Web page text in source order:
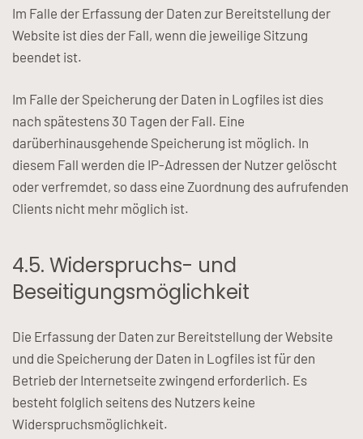
Im Falle der Erfassung der Daten zur Bereitstellung der
Website ist dies der Fall, wenn die jeweilige Sitzung
beendet ist.
Im Falle der Speicherung der Daten in Logfiles ist dies
nach spätestens 30 Tagen der Fall. Eine
darüberhinausgehende Speicherung ist möglich. In
diesem Fall werden die IP-Adressen der Nutzer gelöscht
oder verfremdet, so dass eine Zuordnung des aufrufenden
Clients nicht mehr möglich ist.
4.5. Widerspruchs- und
Beseitigungsmöglichkeit
Die Erfassung der Daten zur Bereitstellung der Website
und die Speicherung der Daten in Logfiles ist für den
Betrieb der Internetseite zwingend erforderlich. Es
besteht folglich seitens des Nutzers keine
Widerspruchsmöglichkeit.